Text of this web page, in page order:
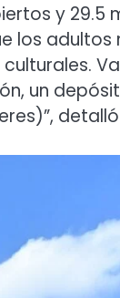
y 29.5
los
un